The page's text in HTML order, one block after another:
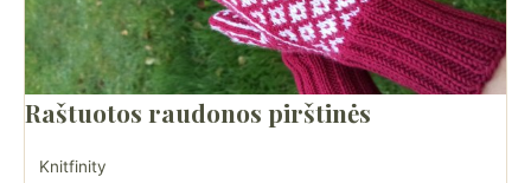
Raštuotos raudonos pirštinės
Knitfinity